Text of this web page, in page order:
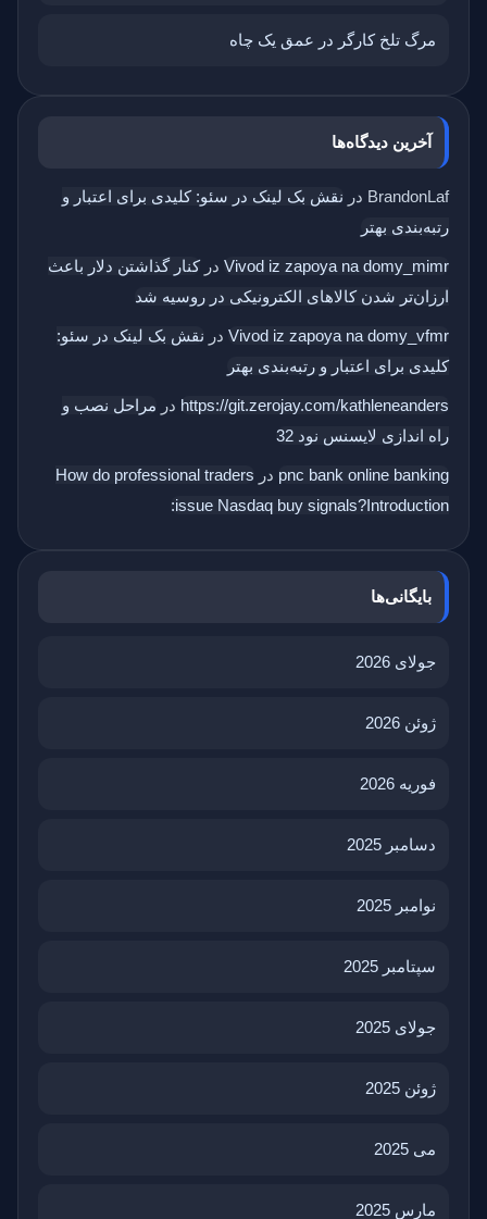
مرگ تلخ کارگر در عمق یک چاه
آخرین دیدگاه‌ها
BrandonLaf در نقش بک‌ لینک در سئو: کلیدی برای اعتبار و
رتبه‌بندی بهتر
Vivod iz zapoya na domy_mimr درکنار گذاشتن دلار باعث
ارزان‌تر شدن کالاهای الکترونیکی در روسیه شد
Vivod iz zapoya na domy_vfmr در نقش بک‌ لینک در سئو:
کلیدی برای اعتبار و رتبه‌بندی بهتر
https://git.zerojay.com/kathleneanders در مراحل نصب و
راه اندازی لایسنس نود 32
pnc bank online banking در How do professional traders
issue Nasdaq buy signals?Introduction:
بایگانی‌ها
جولای 2026
ژوئن 2026
فوریه 2026
دسامبر 2025
نوامبر 2025
سپتامبر 2025
جولای 2025
ژوئن 2025
می 2025
مارس 2025